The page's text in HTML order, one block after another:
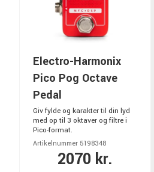
Electro-Harmonix
Pico Pog Octave
Pedal
Giv fylde og karakter til din lyd
med op til 3 oktaver og filtre i
Pico-format.
Artikelnummer 5198348
2070 kr.